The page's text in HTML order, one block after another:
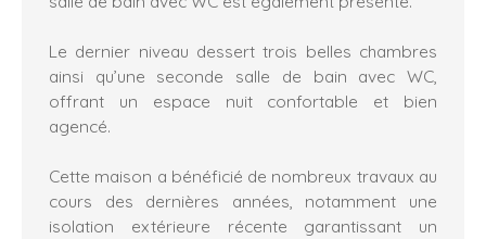
Le dernier niveau dessert trois belles chambres
ainsi qu’une seconde salle de bain avec WC,
offrant un espace nuit confortable et bien
agencé.
Cette maison a bénéficié de nombreux travaux au
cours des dernières années, notamment une
isolation extérieure récente garantissant un